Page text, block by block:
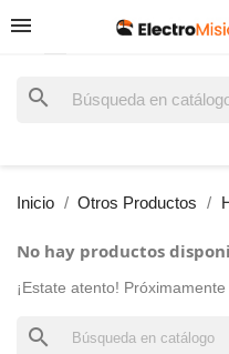
search
Inicio Otros Productos
No hay productos
¡Estate atento!
search